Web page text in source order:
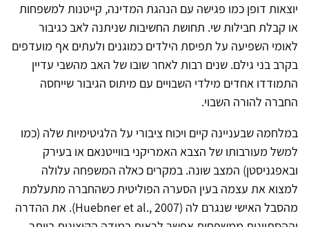
יוצאות דופן כמו פגישה עם הנהגת המדינה, קייטנות למשפחות
או קבלת חבילות שי. תחושת החשיבות שניתנה לאב כגיבור
לאומי השפיעה על תפיסת הילדים כמוגנים ולעתים אף מועדפים
בקרב בני גילם. שנים רבות לאחר שובו של האב מהשבי עדיין
התמודדו אחדים מילדי השבויים עם מיתוס הגיבור שייחסה
החברה להורה השבוי.
במלחמה שבעניינה קיים ויכוח ציבורי על הלגיטימיות שלה (כמו
למשל מעורבותו של הצבא האמריקני בווייטנאם או בעירק
ובאפגניסטן) המצב שונה. במקרים כאלה המשפחה עלולה
למצוא את עצמה בעין הסערה הפוליטית כשהחברה מתעלמת
מהסבל האישי שנגרם לה (Huebner et al., 2007). את ההדרה